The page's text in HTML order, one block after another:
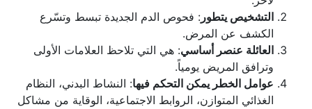
التشخيص يتطور : فحوص الدم الجديدة تبسط وتسّرع
الكشف عن المرض.
العائلة عنصر أساسي: هي التي تلاحظ العلامات الأولى
وترافق المريض يومياً.
عوامل الخطر يمكن التحكم فيها: النشاط البدني، النظام
الغذائي المتوازن، الروابط الاجتماعية، الوقاية من مشاكل